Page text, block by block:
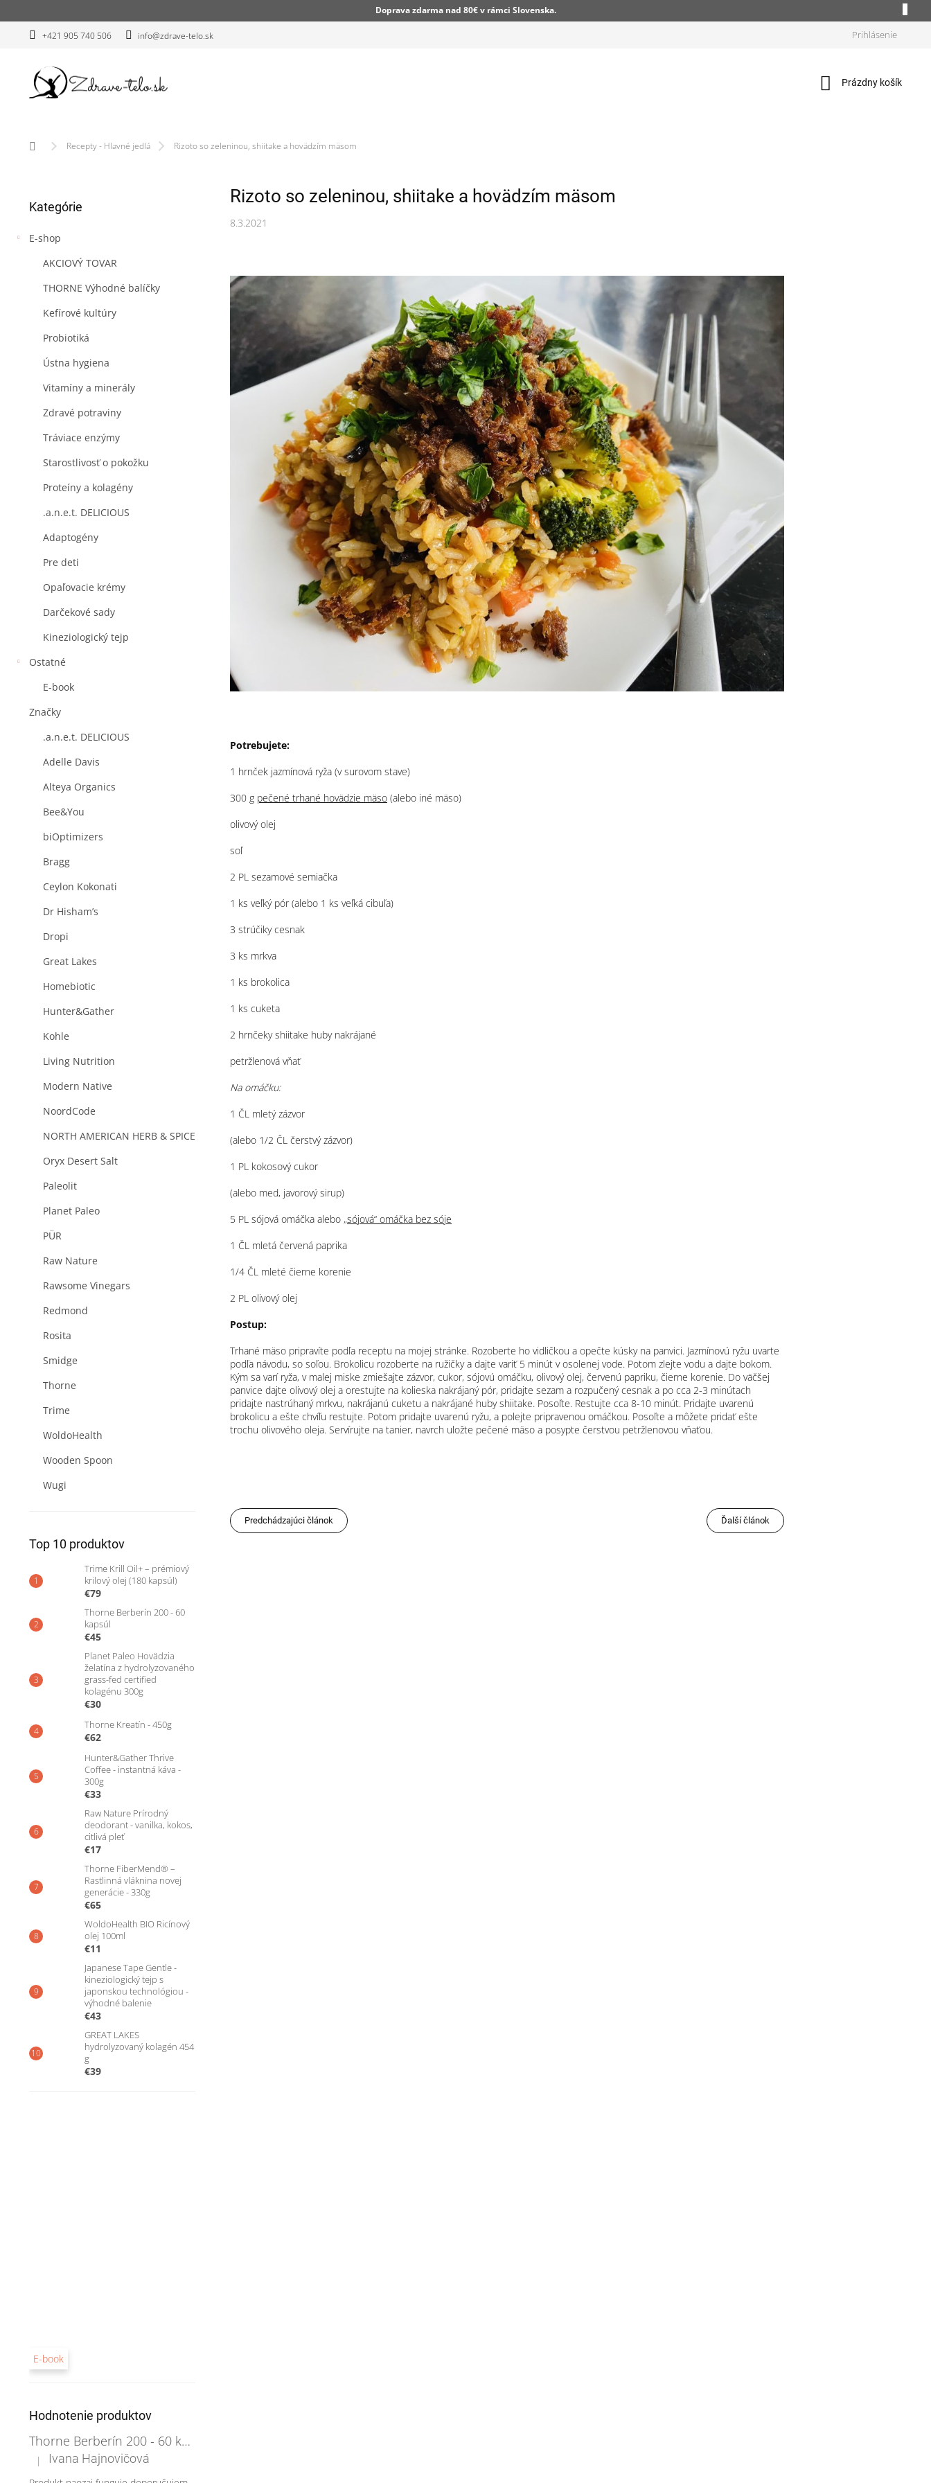
na
Doprava zdarma nad 80€ v rámci Slovenska.
+421 905 740 506 info@zdrave-telo.sk Prihlásenie
Nákupný
Prázdny košík
DomovRecepty - Hlavné jedlá Rizoto so zeleninou, shiitake a hovädzím mäsom
č
ý
kategórie
Kategórie
E-shop
AKCIOVÝ TOVAR
THORNE Výhodné balíčky
Kefírové kultúry
Probiotiká
Ústna hygiena
Vitamíny a minerály
Zdravé potraviny
Tráviace enzýmy
Starostlivosť o pokožku
Proteíny a kolagény
.a.n.e.t. DELICIOUS
Adaptogény
Pre deti
Opaľovacie krémy
Darčekové sady
Kineziologický tejp
Ostatné
E-book
Značky
.a.n.e.t. DELICIOUS
Adelle Davis
Alteya Organics
Bee&You
biOptimizers
Bragg
Ceylon Kokonati
Dr Hisham’s
Dropi
Great Lakes
Homebiotic
Hunter&Gather
Kohle
Living Nutrition
Modern Native
NoordCode
NORTH AMERICAN HERB & SPICE
Oryx Desert Salt
Paleolit
Planet Paleo
PÜR
Raw Nature
Rawsome Vinegars
Redmond
Rosita
Smidge
Thorne
Trime
WoldoHealth
Wooden Spoon
Wugi
Top 10 produktov
Trime Krill Oil+ – prémiový
krilový olej (180 kapsúl)
€79
Thorne Berberín 200 - 60
kapsúl
€45
Planet Paleo Hovädzia
želatína z hydrolyzovaného
grass-fed certified
kolagénu 300g
€30
Thorne Kreatín - 450g
€62
Hunter&Gather Thrive
Coffee - instantná káva -
300g
€33
Raw Nature Prírodný
deodorant - vanilka, kokos,
citlivá pleť
€17
Thorne FiberMend® –
Rastlinná vláknina novej
generácie - 330g
€65
WoldoHealth BIO Ricínový
olej 100ml
€11
Japanese Tape Gentle -
kineziologický tejp s
japonskou technológiou -
výhodné balenie
€43
GREAT LAKES
hydrolyzovaný kolagén 454
g
€39
E-book
Hodnotenie produktov
Thorne Berberín 200 - 60 kapsúl
Hodnotenie produktu je 5 z 5 hviezdičiek.
| Ivana Hajnovičová
Rizoto so zeleninou, shiitake a hovädzím mäsom
8.3.2021
Potrebujete:
1 hrnček jazmínová ryža (v surovom stave)
300 g pečené trhané hovädzie mäso (alebo iné mäso)
olivový olej
soľ
2 PL sezamové semiačka
1 ks veľký pór (alebo 1 ks veľká cibuľa)
3 strúčiky cesnak
3 ks mrkva
1 ks brokolica
1 ks cuketa
2 hrnčeky shiitake huby nakrájané
petržlenová vňať
Na omáčku:
1 ČL mletý zázvor
(alebo 1/2 ČL čerstvý zázvor)
1 PL kokosový cukor
(alebo med, javorový sirup)
5 PL sójová omáčka alebo „sójová“ omáčka bez sóje
1 ČL mletá červená paprika
1/4 ČL mleté čierne korenie
2 PL olivový olej
Postup:
Trhané mäso pripravíte podľa receptu na mojej stránke. Rozoberte ho vidličkou a opečte kúsky na panvici. Jazmínovú ryžu uvarte
podľa návodu, so soľou. Brokolicu rozoberte na ružičky a dajte variť 5 minút v osolenej vode. Potom zlejte vodu a dajte bokom.
Kým sa varí ryža, v malej miske zmiešajte zázvor, cukor, sójovú omáčku, olivový olej, červenú papriku, čierne korenie. Do väčšej
panvice dajte olivový olej a orestujte na kolieska nakrájaný pór, pridajte sezam a rozpučený cesnak a po cca 2-3 minútach
pridajte nastrúhaný mrkvu, nakrájanú cuketu a nakrájané huby shiitake. Posoľte. Restujte cca 8-10 minút. Pridajte uvarenú
brokolicu a ešte chvíľu restujte. Potom pridajte uvarenú ryžu, a polejte pripravenou omáčkou. Posoľte a môžete pridať ešte
trochu olivového oleja. Servírujte na tanier, navrch uložte pečené mäso a posypte čerstvou petržlenovou vňaťou.
Predchádzajúci článok Ďalší článok